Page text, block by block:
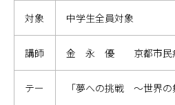
対象 中学生全員対象
講師 金 永 優 京都市民
テー
「夢への挑戦 ～世界